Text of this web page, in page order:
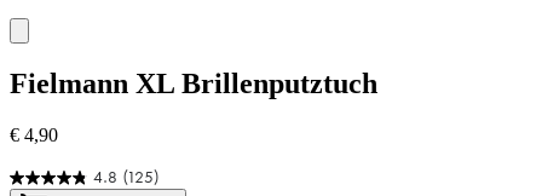
Fielmann XL Brillenputztuch
€ 4,90
4.8 (125)
4.8